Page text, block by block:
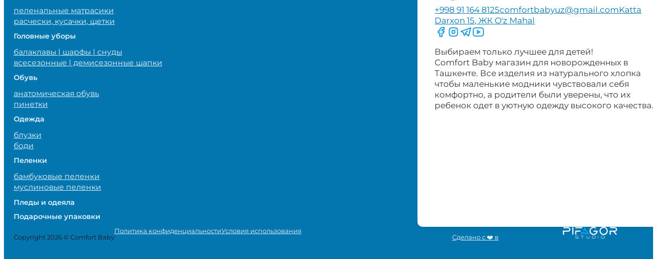
пеленальные матрасики
расчески, кусачки, щетки
Головные уборы
балаклавы | шарфы | снуды
всесезонные | демисезонные шапки
Обувь
анатомическая обувь
пинетки
Одежда
блузки
боди
Пеленки
бамбуковые пеленки
муслиновые пеленки
Пледы и одеяла
Подарочные упаковки
+998 91 164 8125comfortbabyuz@gmail.comKatta
Darxon 15, ЖК O'z Mahal
Следите за нами на Facebook
Следите за нами в Instagram
Следите за нами в Telegram
Следите за нами в YouTube
Выбираем только лучшее для детей!
Comfort Baby магазин для новорожденных в
Ташкенте. Все изделия из натурального хлопка
чтобы маленькие модники чувствовали себя
комфортно, а родители были уверены, что их
ребенок одет в уютную одежду высокого качества.
Copyright 2026 © Comfort Baby
Политика конфиденциальностиУсловия использования
Сделано с ❤️ в